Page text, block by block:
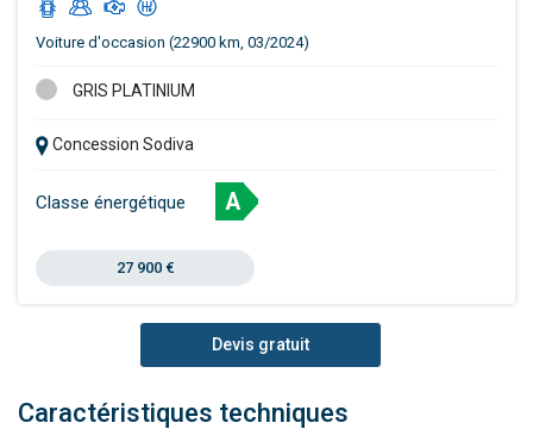
Devis gratuit
Caractéristiques techniques
Voiture d'occasion (22900 km, 03/2024)
GRIS PLATINIUM
Concession Sodiva
Classe énergétique A
27 900 €